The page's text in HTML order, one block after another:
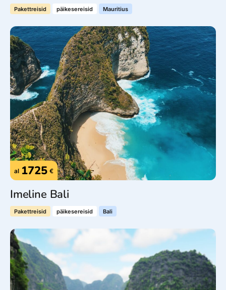
Pakettreisid päikesereisid Mauritius
al 1725 €
Imeline Bali
Pakettreisid päikesereisid Bali